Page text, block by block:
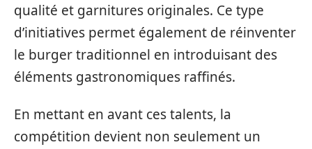
qualité et garnitures originales. Ce type
d’initiatives permet également de réinventer
le burger traditionnel en introduisant des
éléments gastronomiques raffinés.
En mettant en avant ces talents, la
compétition devient non seulement un